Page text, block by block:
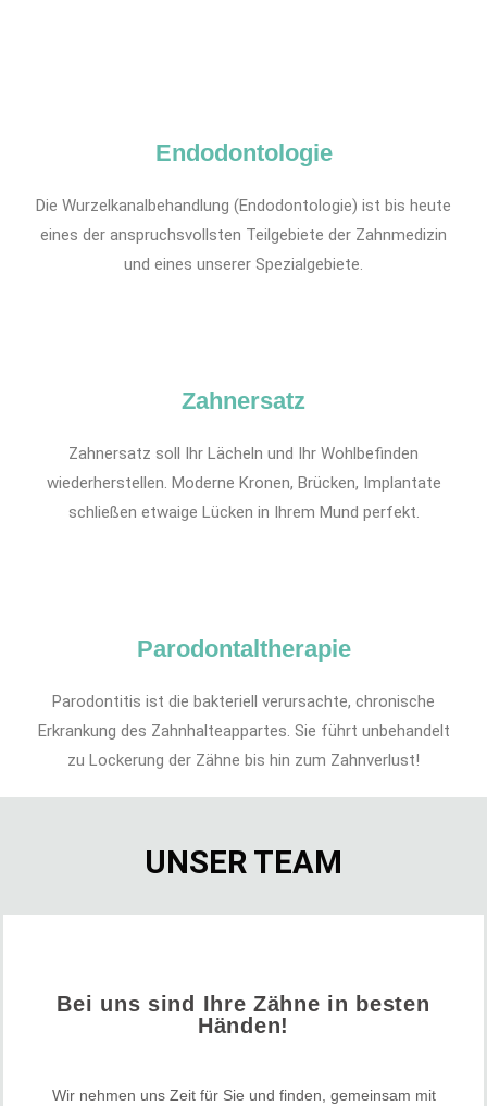
Endodontologie
Die Wurzelkanalbehandlung (Endodontologie) ist bis heute
eines der anspruchsvollsten Teilgebiete der Zahnmedizin
und eines unserer Spezialgebiete.
Zahnersatz
Zahnersatz soll Ihr Lächeln und Ihr Wohlbefinden
wiederherstellen. Moderne Kronen, Brücken, Implantate
schließen etwaige Lücken in Ihrem Mund perfekt.
Parodontaltherapie
Parodontitis ist die bakteriell verursachte, chronische
Erkrankung des Zahnhalteappartes. Sie führt unbehandelt
zu Lockerung der Zähne bis hin zum Zahnverlust!
UNSER TEAM
Bei uns sind Ihre Zähne in besten
Händen!
Wir nehmen uns Zeit für Sie und finden, gemeinsam mit